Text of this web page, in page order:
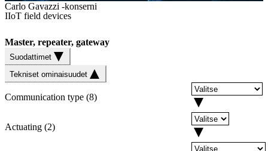
Carlo Gavazzi -konserni
IIoT field devices
Master, repeater, gateway
Suodattimet
Tekniset ominaisuudet
Communication type (8)
Actuating (2)